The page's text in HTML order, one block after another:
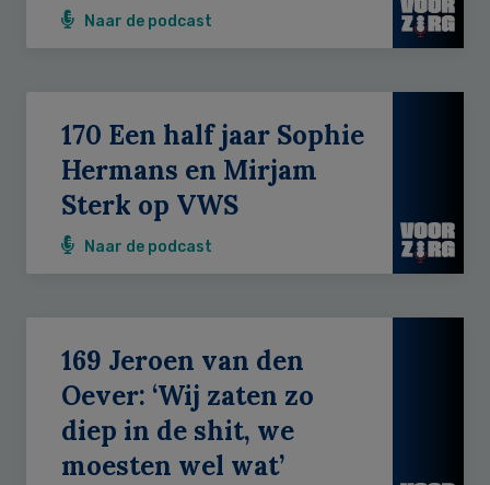
Naar de podcast
170 Een half jaar Sophie
Hermans en Mirjam
Sterk op VWS
Naar de podcast
169 Jeroen van den
Oever: ‘Wij zaten zo
diep in de shit, we
moesten wel wat’